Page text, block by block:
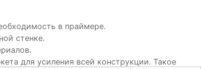
в праймере.
стенке.
для усиления всей конструкции. Такое